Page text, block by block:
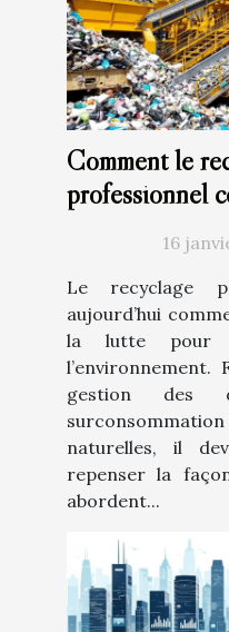
Comment le
professionnel
16
Le recyclage
aujourd’hui
la lutte pour
l’environnement.
gestion
naturelles, il
repenser la
abordent...